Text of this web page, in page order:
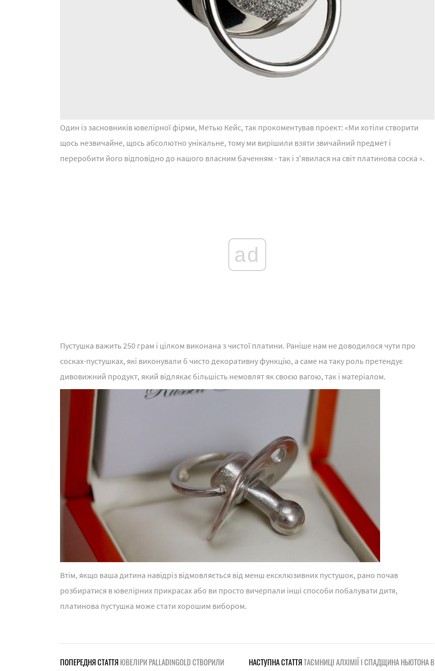
Один із засновників ювелірної фірми, Метью Кейс, так прокоментував проект: «Ми хотіли створити
щось незвичайне, щось абсолютно унікальне, тому ми вирішили взяти звичайний предмет і
переробити його відповідно до нашого власним баченням - так і з'явилася на світ платинова соска ».
ad
Пустушка важить 250 грам і цілком виконана з чистої платини. Раніше нам не доводилося чути про
сосках-пустушках, які виконували б чисто декоративну функцію, а саме на таку роль претендує
дивовижний продукт, який відлякає більшість немовлят як своєю вагою, так і матеріалом.
Втім, якщо ваша дитина навідріз відмовляється від менш ексклюзивних пустушок, рано почав
розбиратися в ювелірних прикрасах або ви просто вичерпали інші способи побалувати дитя,
платинова пустушка може стати хорошим вибором.
ПОПЕРЕДНЯ СТАТТЯЮВЕЛІРИ PALLADINGOLD СТВОРИЛИ НАСТУПНА СТАТТЯТАЄМНИЦІ АЛХІМІЇ І СПАДЩИНА НЬЮТОНА В